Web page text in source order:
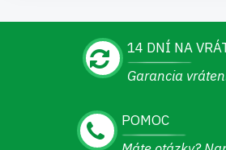
14 DNÍ NA
Garancia
POMOC